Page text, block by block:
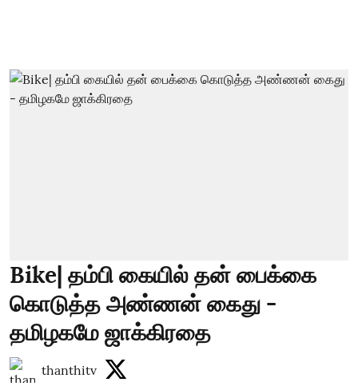
Bike| தம்பி கையில் தன் பைக்கை
கொடுத்த அண்ணன் கைது -
தமிழகமே ஜாக்கிரதை
thanthitv